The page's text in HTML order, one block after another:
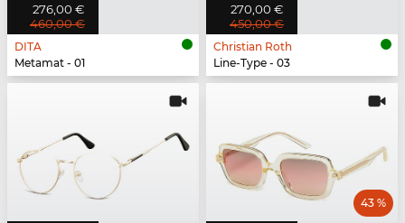
276,00 €
460,00 €
DITA
Metamat - 01
270,00 €
450,00 €
Christian Roth
Line-Type - 03
43 %